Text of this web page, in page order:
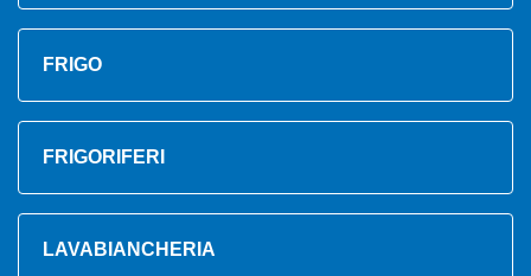
FRIGO
FRIGORIFERI
LAVABIANCHERIA